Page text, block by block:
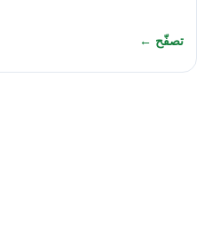
تصفّح ←